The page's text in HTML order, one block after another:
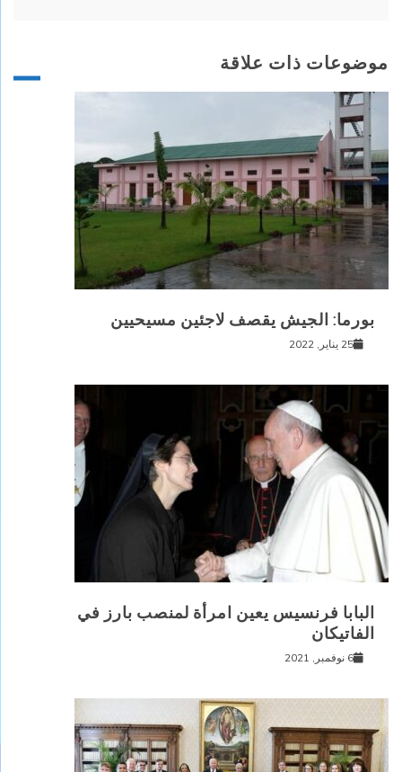
موضوعات ذات علاقة
بورما: الجيش يقصف لاجئين مسيحيين
25 يناير, 2022
البابا فرنسيس يعين امرأة لمنصب بارز في
الفاتيكان
6 نوفمبر, 2021